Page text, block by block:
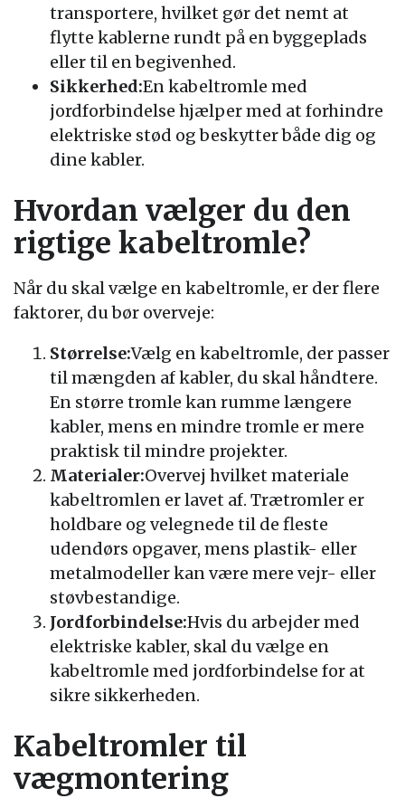
transportere, hvilket gør det nemt at
flytte kablerne rundt på en byggeplads
eller til en begivenhed.
Sikkerhed:En kabeltromle med
jordforbindelse hjælper med at forhindre
elektriske stød og beskytter både dig og
dine kabler.
Hvordan vælger du den
rigtige kabeltromle?
Når du skal vælge en kabeltromle, er der flere
faktorer, du bør overveje:
Størrelse:Vælg en kabeltromle, der passer
til mængden af kabler, du skal håndtere.
En større tromle kan rumme længere
kabler, mens en mindre tromle er mere
praktisk til mindre projekter.
Materialer:Overvej hvilket materiale
kabeltromlen er lavet af. Trætromler er
holdbare og velegnede til de fleste
udendørs opgaver, mens plastik- eller
metalmodeller kan være mere vejr- eller
støvbestandige.
Jordforbindelse:Hvis du arbejder med
elektriske kabler, skal du vælge en
kabeltromle med jordforbindelse for at
sikre sikkerheden.
Kabeltromler til
vægmontering